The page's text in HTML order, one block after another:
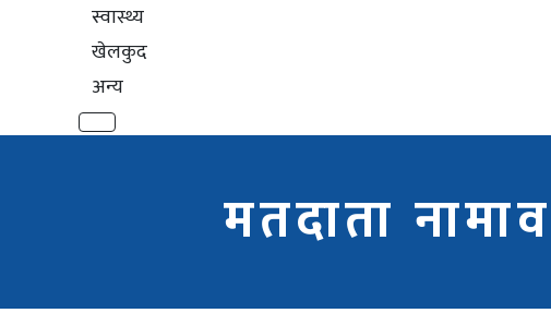
स्वास्थ्य
खेलकुद
अन्य
मतदाता